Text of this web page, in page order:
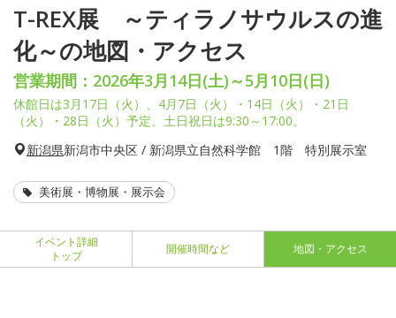
T-REX展 ～ティラノサウルスの進
化～の地図・アクセス
営業期間：2026年3月14日(土)～5月10日(日)
休館日は3月17日（火）、4月7日（火）・14日（火）・21日
（火）・28日（火）予定。土日祝日は9:30～17:00。
新潟県新潟市中央区 / 新潟県立自然科学館 1階 特別展示室
美術展・博物展・展示会
イベント詳細
トップ
開催時間など 地図・アクセス